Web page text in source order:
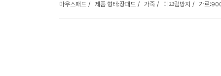
마우스패드 제품 형태:장패드 가죽 미끄럼방지 가로